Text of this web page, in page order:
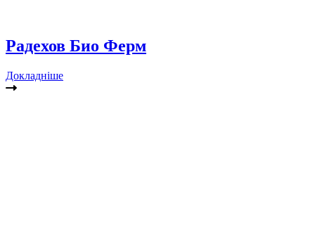
Радехов Био Ферм
Докладніше